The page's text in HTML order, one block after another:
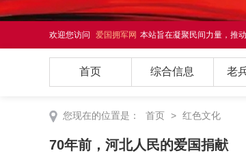
欢迎您访问 爱国拥军网 本站旨在凝聚民间力量，推
首页 综合信息 老
您现在的位置是： 首页 > 红色文化
70年前，河北人民的爱国捐献